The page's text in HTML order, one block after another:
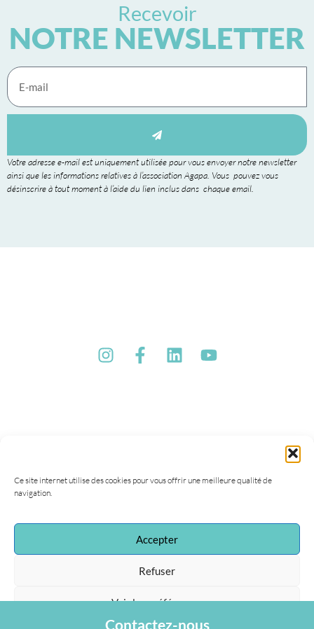
Ce site internet utilise des cookies pour vous offrir une meilleure qualité de
navigation.
Accepter
Refuser
Voir les préférences
Recevoir
NOTRE NEWSLETTER
Votre adresse e-mail est uniquement utilisée pour vous envoyer notre newsletter
ainsi que les informations relatives à l’association Agapa. Vous pouvez vous
désinscrire à tout moment à l’aide du lien inclus dans chaque email.
Association Agapa
75015 Paris
Tel : 01 40 45 06 36
Contactez-nous